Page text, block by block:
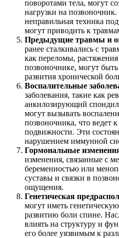
поворотами тела, могут
нагрузки на
неправильная техника
могут приводить к
Предыдущие травмы и
ранее сталкивались с
как переломы,
позвоночнике, могут
развития хронической
Воспалительные
заболевания, такие как
анкилозирующий
могут вызывать
позвоночника, что ведет
подвижности. Эти
нарушением иммунной
Гормональные
изменения, связанные с
беременностью или
суставы и связки в
ощущения.
Генетическая
могут иметь
развитию боли спине.
влиять на структуру и
его более уязвимым к